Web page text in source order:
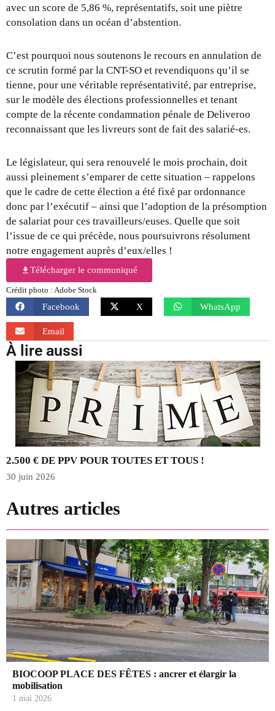
avec un score de 5,86 %, représentatifs, soit une piètre
consolation dans un océan d’abstention.
C’est pourquoi nous soutenons le recours en annulation de
ce scrutin formé par la CNT-SO et revendiquons qu’il se
tienne, pour une véritable représentativité, par entreprise,
sur le modèle des élections professionnelles et tenant
compte de la récente condamnation pénale de Deliveroo
reconnaissant que les livreurs sont de fait des salarié-es.
Le législateur, qui sera renouvelé le mois prochain, doit
aussi pleinement s’emparer de cette situation – rappelons
que le cadre de cette élection a été fixé par ordonnance
donc par l’exécutif – ainsi que l’adoption de la présomption
de salariat pour ces travailleurs/euses. Quelle que soit
l’issue de ce qui précède, nous poursuivrons résolument
notre engagement auprès d’eux/elles !
Télécharger le communiqué
Crédit photo : Adobe Stock
Facebook X WhatsApp
Email
À lire aussi
2.500 € DE PPV POUR TOUTES ET TOUS !
30 juin 2026
Autres articles
BIOCOOP PLACE DES FÊTES : ancrer et élargir la
mobilisation
1 mai 2026